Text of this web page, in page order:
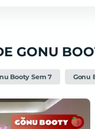
GONU
Booty Sem 7 Gonu